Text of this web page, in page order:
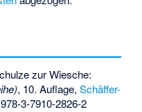
zur Wiesche:
, 10. Auflage, Schäffer-
3-7910-2826-2